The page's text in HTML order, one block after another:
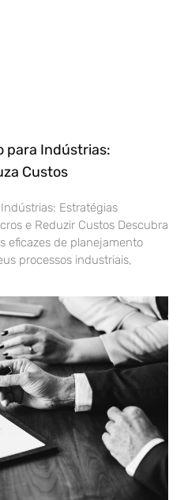
para Indústrias:
Custos
Estratégias
e Reduzir Custos Descubra
eficazes de planejamento
processos industriais,